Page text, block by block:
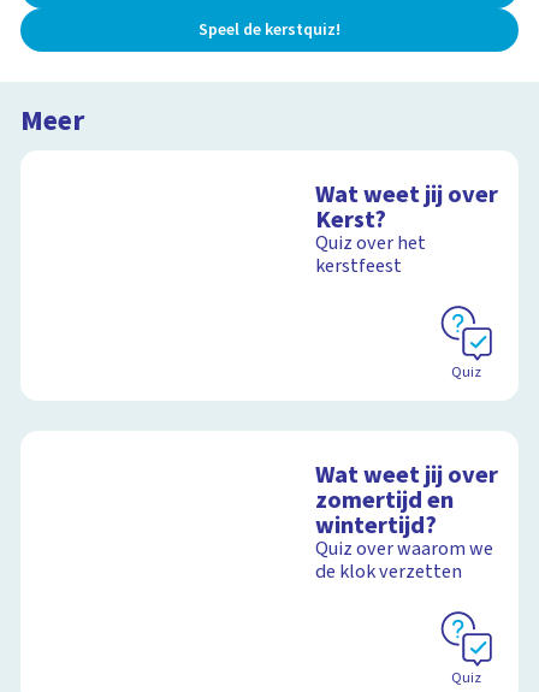
Speel de kerstquiz!
Meer
Wat weet jij over
Kerst?
Quiz over het
kerstfeest
Quiz
Wat weet jij over
zomertijd en
wintertijd?
Quiz over waarom we
de klok verzetten
Quiz